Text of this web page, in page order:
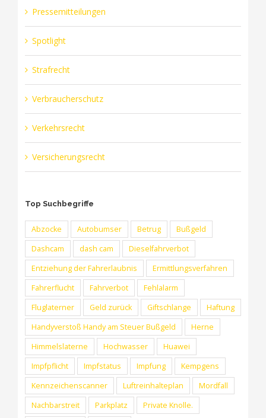
Pressemitteilungen
Spotlight
Strafrecht
Verbraucherschutz
Verkehrsrecht
Versicherungsrecht
Top Suchbegriffe
Abzocke Autobumser Betrug
Bußgeld
Dashcam
dash cam
Dieselfahrverbot
Entziehung der Fahrerlaubnis
Ermittlungsverfahren
Fahrerflucht
Fahrverbot
Fehlalarm
Fluglaterner
Geld zurück Giftschlange
Haftung
Handyverstoß Handy am Steuer Bußgeld
Herne
Himmelslaterne
Hochwasser
Huawei
Impfpflicht
Impfstatus Impfung
Kempgens
Kennzeichenscanner
Luftreinhalteplan
Mordfall
Nachbarstreit
Parkplatz Private Knolle.
RUFEN SIE UNS GERNE AN (+49) 0209 - 2 38 31